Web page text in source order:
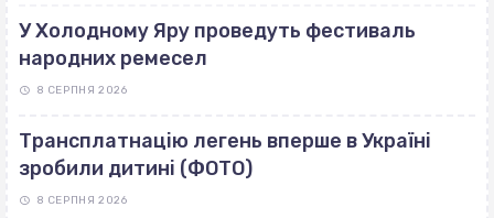
У Холодному Яру проведуть фестиваль
народних ремесел
8 СЕРПНЯ 2026
Трансплатнацію легень вперше в Україні
зробили дитині (ФОТО)
8 СЕРПНЯ 2026